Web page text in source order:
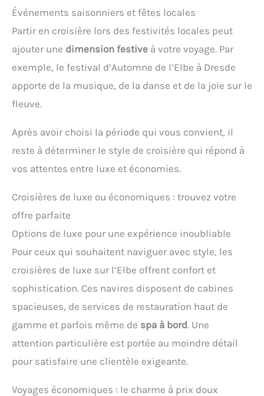
Événements saisonniers et fêtes locales
Partir en croisière lors des festivités locales peut
ajouter une dimension festive à votre voyage. Par
exemple, le festival d’Automne de l’Elbe à Dresde
apporte de la musique, de la danse et de la joie sur le
fleuve.
Après avoir choisi la période qui vous convient, il
reste à déterminer le style de croisière qui répond à
vos attentes entre luxe et économies.
Croisières de luxe ou économiques : trouvez votre
offre parfaite
Options de luxe pour une expérience inoubliable
Pour ceux qui souhaitent naviguer avec style, les
croisières de luxe sur l’Elbe offrent confort et
sophistication. Ces navires disposent de cabines
spacieuses, de services de restauration haut de
gamme et parfois même de spa à bord. Une
attention particulière est portée au moindre détail
pour satisfaire une clientèle exigeante.
Voyages économiques : le charme à prix doux